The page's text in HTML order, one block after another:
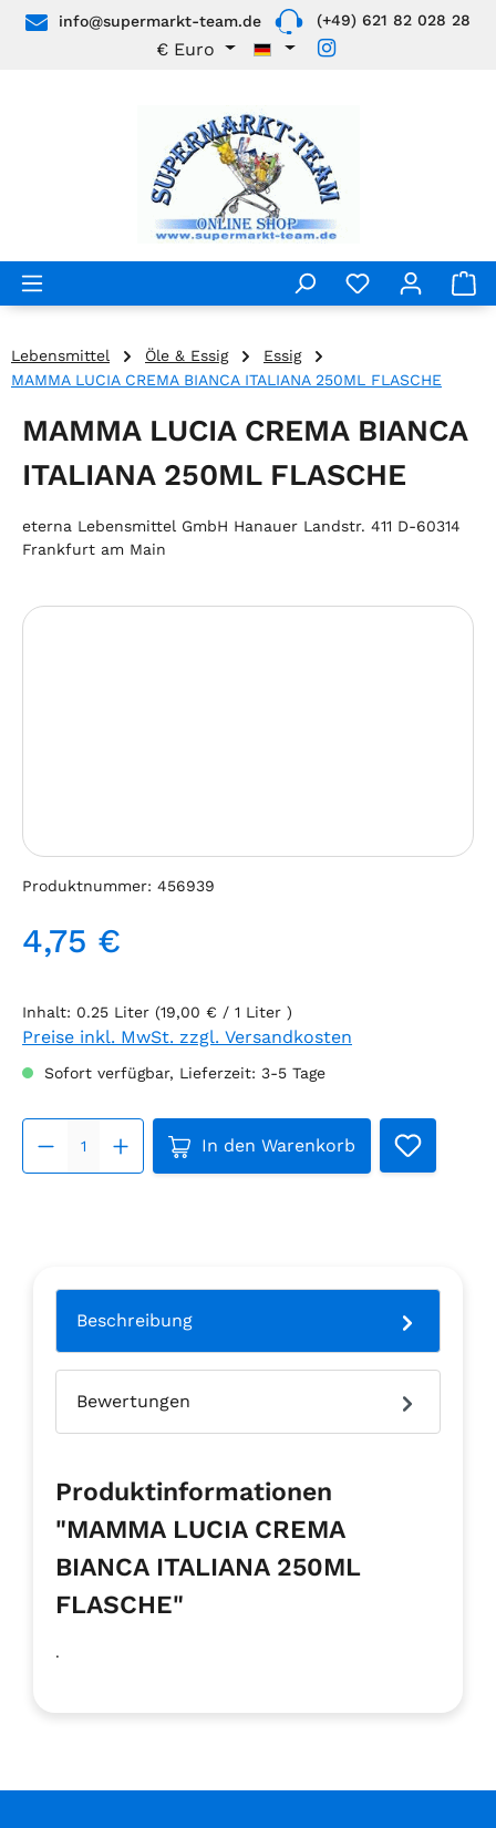
Zum Hauptinhalt springen
info@supermarkt-team.de (+49) 621 82 028 28
€ Euro
Lebensmittel Öle & Essig
Essig
MAMMA LUCIA CREMA BIANCA ITALIANA 250ML FLASCHE
MAMMA LUCIA CREMA BIANCA
ITALIANA 250ML FLASCHE
eterna Lebensmittel GmbH Hanauer Landstr. 411 D-60314
Frankfurt am Main
Bildergalerie überspringen
Produktnummer: 456939
Regulärer Preis:
4,75 €
Inhalt: 0.25 Liter (19,00 € / 1 Liter )
Preise inkl. MwSt. zzgl. Versandkosten
Sofort verfügbar, Lieferzeit: 3-5 Tage
Produkt Anzahl: Gib den
In den Warenkorb
Beschreibung
Bewertungen
Produktinformationen
"MAMMA LUCIA CREMA
BIANCA ITALIANA 250ML
FLASCHE"
.